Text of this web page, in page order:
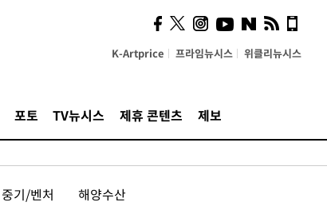
K-Artprice 프라임뉴시스 위클리뉴시스
포토 TV뉴시스 제휴 콘텐츠 제보
중기/벤처 해양수산